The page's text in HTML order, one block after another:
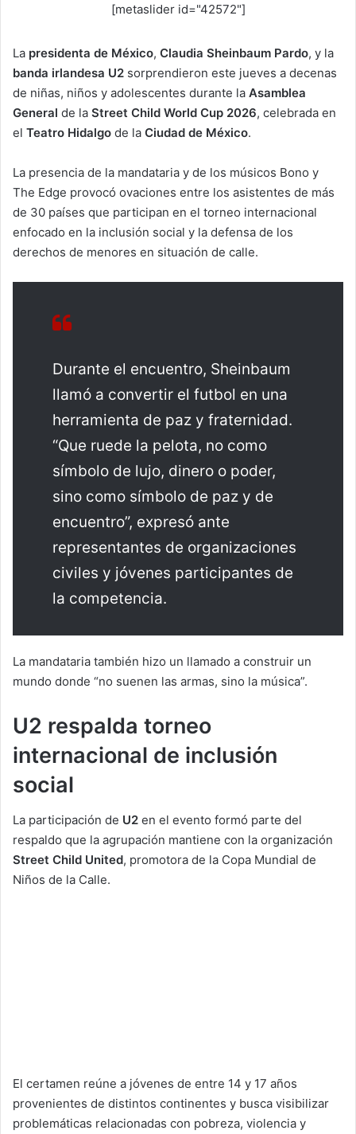
[metaslider id="42572"]
La presidenta de México, Claudia Sheinbaum Pardo, y la
banda irlandesa U2 sorprendieron este jueves a decenas
de niñas, niños y adolescentes durante la Asamblea
General de la Street Child World Cup 2026, celebrada en
el Teatro Hidalgo de la Ciudad de México.
La presencia de la mandataria y de los músicos Bono y
The Edge provocó ovaciones entre los asistentes de más
de 30 países que participan en el torneo internacional
enfocado en la inclusión social y la defensa de los
derechos de menores en situación de calle.
Durante el encuentro, Sheinbaum
llamó a convertir el futbol en una
herramienta de paz y fraternidad.
“Que ruede la pelota, no como
símbolo de lujo, dinero o poder,
sino como símbolo de paz y de
encuentro”, expresó ante
representantes de organizaciones
civiles y jóvenes participantes de
la competencia.
La mandataria también hizo un llamado a construir un
mundo donde “no suenen las armas, sino la música”.
U2 respalda torneo
internacional de inclusión
social
La participación de U2 en el evento formó parte del
respaldo que la agrupación mantiene con la organización
Street Child United, promotora de la Copa Mundial de
Niños de la Calle.
El certamen reúne a jóvenes de entre 14 y 17 años
provenientes de distintos continentes y busca visibilizar
problemáticas relacionadas con pobreza, violencia y